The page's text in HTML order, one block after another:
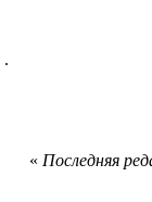
.
« Последняя